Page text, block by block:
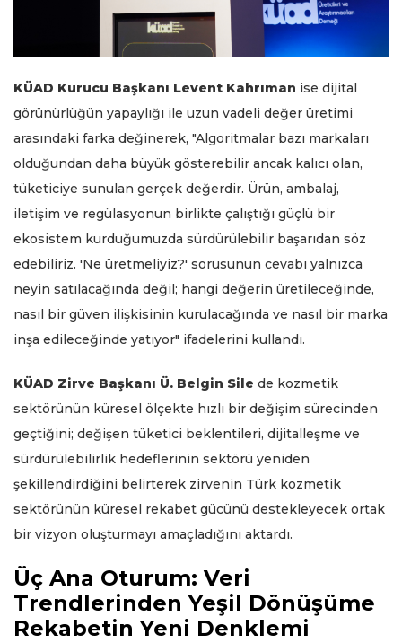
KÜAD Kurucu Başkanı Levent Kahrıman ise dijital
görünürlüğün yapaylığı ile uzun vadeli değer üretimi
arasındaki farka değinerek, "Algoritmalar bazı markaları
olduğundan daha büyük gösterebilir ancak kalıcı olan,
tüketiciye sunulan gerçek değerdir. Ürün, ambalaj,
iletişim ve regülasyonun birlikte çalıştığı güçlü bir
ekosistem kurduğumuzda sürdürülebilir başarıdan söz
edebiliriz. 'Ne üretmeliyiz?' sorusunun cevabı yalnızca
neyin satılacağında değil; hangi değerin üretileceğinde,
nasıl bir güven ilişkisinin kurulacağında ve nasıl bir marka
inşa edileceğinde yatıyor" ifadelerini kullandı.
KÜAD Zirve Başkanı Ü. Belgin Sile de kozmetik
sektörünün küresel ölçekte hızlı bir değişim sürecinden
geçtiğini; değişen tüketici beklentileri, dijitalleşme ve
sürdürülebilirlik hedeflerinin sektörü yeniden
şekillendirdiğini belirterek zirvenin Türk kozmetik
sektörünün küresel rekabet gücünü destekleyecek ortak
bir vizyon oluşturmayı amaçladığını aktardı.
Üç Ana Oturum: Veri
Trendlerinden Yeşil Dönüşüme
Rekabetin Yeni Denklemi